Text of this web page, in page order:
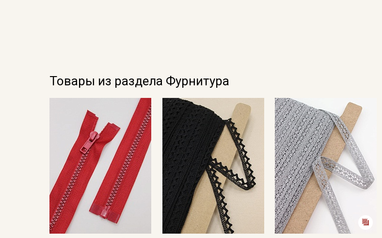
Товары из раздела Фурнитура